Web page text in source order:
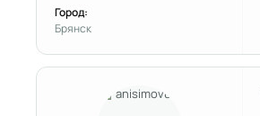
Город:
Брянск